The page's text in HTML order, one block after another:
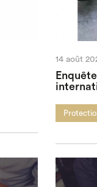
14 août